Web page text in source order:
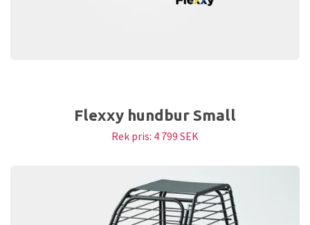
Flexxy hundbur Small
Rek pris: 4 799 SEK